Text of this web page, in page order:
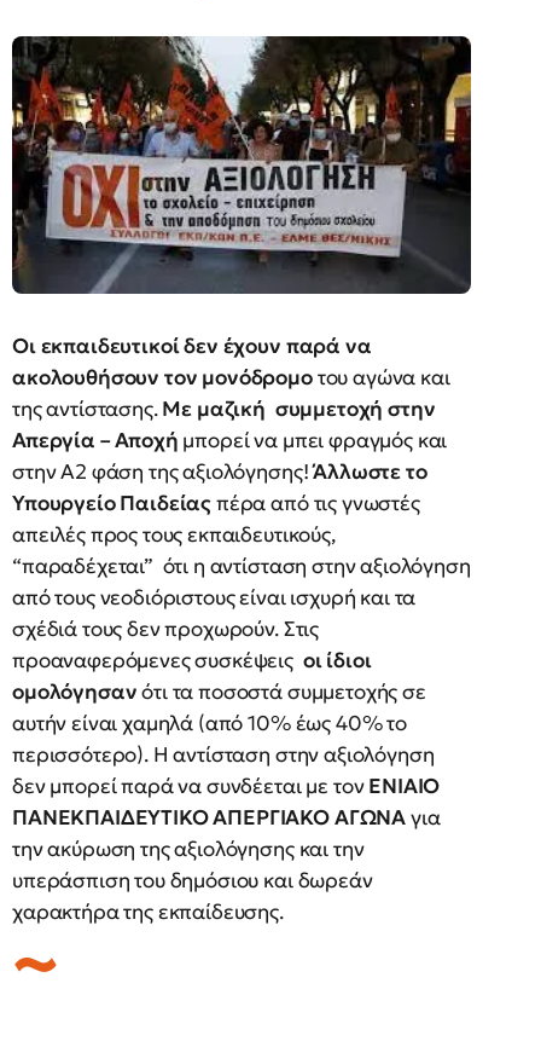
Οι εκπαιδευτικοί δεν έχουν παρά να
ακολουθήσουν τον μονόδρομοτου αγώνα και
της αντίστασης.Με μαζική συμμετοχή στην
Απεργία – Αποχή μπορεί να μπει φραγμός και
στην Α2 φάση της αξιολόγησης!Άλλωστε το
Υπουργείο Παιδείαςπέρα από τις γνωστές
απειλές προς τους εκπαιδευτικούς,
“παραδέχεται” ότι η αντίσταση στην αξιολόγηση
από τους νεοδιόριστους είναι ισχυρή και τα
σχέδιά τους δεν προχωρούν. Στις
προαναφερόμενες συσκέψεις οι ίδιοι
ομολόγησανότι τα ποσοστά συμμετοχής σε
αυτήν είναι χαμηλά (από 10% έως 40% το
περισσότερο). Η αντίσταση στην αξιολόγηση
δεν μπορεί παρά να συνδέεται με τονΕΝΙΑΙΟ
ΠΑΝΕΚΠΑΙΔΕΥΤΙΚΟ ΑΠΕΡΓΙΑΚΟ ΑΓΩΝΑγια
την ακύρωση της αξιολόγησης και την
υπεράσπιση του δημόσιου και δωρεάν
χαρακτήρα της εκπαίδευσης.